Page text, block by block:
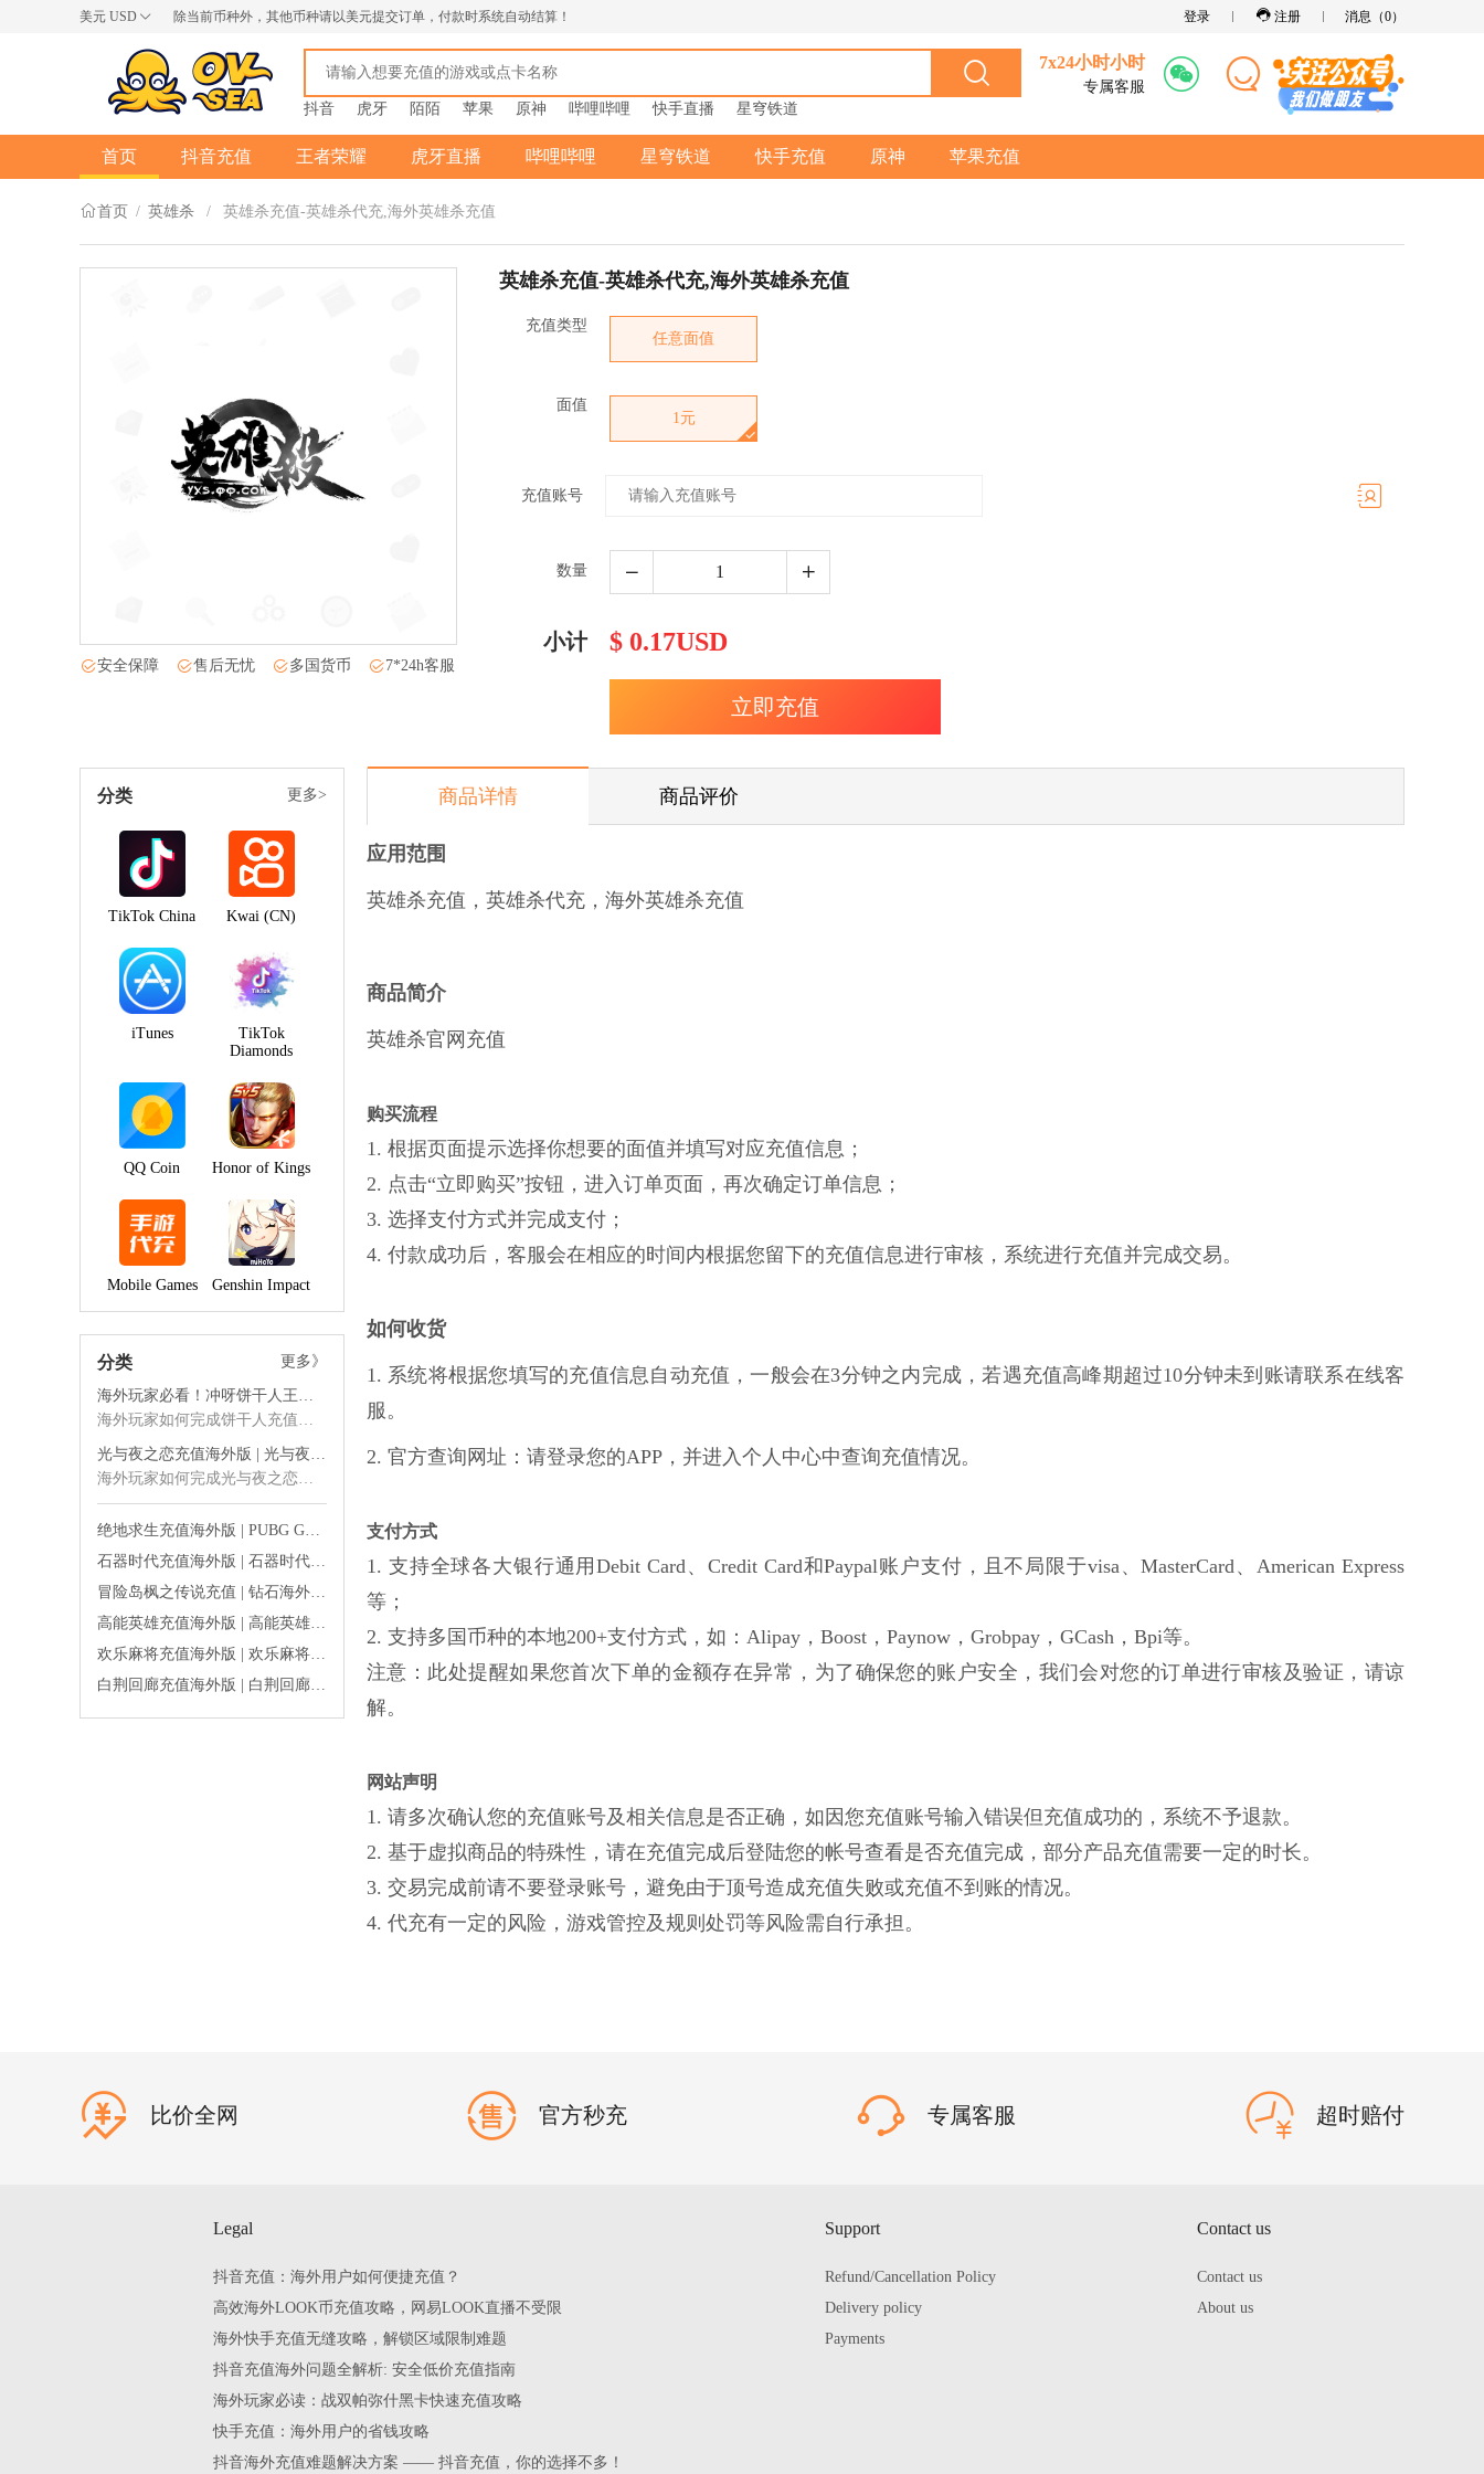
美元 USD
USD
AUD
NZD
除当前币种外，其他币种请以美元提交订单，付款时系统自动结算！ 登录 注册 消息（0）
抖音 虎牙 陌陌 苹果 原神 哔哩哔哩 快手直播 星穹铁道
7x24小时小时
专属客服
首页 抖音充值 王者荣耀 虎牙直播 哔哩哔哩 星穹铁道 快手充值 原神 苹果充值
首页 / 英雄杀 / 英雄杀充值-英雄杀代充,海外英雄杀充值
安全保障 售后无忧 多国货币 7*24h客服
英雄杀充值-英雄杀代充,海外英雄杀充值
充值类型
任意面值
面值
1元
充值账号
数量
小计 $ 0.17USD
分类 更多>
TikTok China Kwai (CN)
iTunes
TikTok
Diamonds
QQ Coin Honor of Kings
Mobile Games Genshin Impact
分类 更多》
海外玩家必看！冲呀饼干人王国钻石怎么充？安全秒到攻略
海外玩家如何完成饼干人充值？冲呀饼干人王国钻石海外充值稳定可靠，支持月卡礼包代充。解决锁区支付难题，便宜钻石秒到。
光与夜之恋充值海外版 | 光与夜之恋北极星海外充值秒到
海外玩家如何完成光与夜之恋充值？光与夜之恋北极星海外充值稳定可靠，支持月卡礼包代充。解决锁区支付难题，便宜北极星秒到。
绝地求生充值海外版 | PUBG G币海外充值账秒到
石器时代充值海外版 | 石器时代觉醒珍珠海外充值秒到
冒险岛枫之传说充值 | 钻石海外充值秒到账
高能英雄充值海外版 | 高能英雄点券海外充值秒到账
欢乐麻将充值海外版 | 欢乐麻将欢乐豆海外充值秒到
白荆回廊充值海外版 | 白荆回廊晶粒代充便宜秒到账
商品详情 商品评价
应用范围
英雄杀充值，英雄杀代充，海外英雄杀充值
商品简介
英雄杀官网充值
购买流程
1. 根据页面提示选择你想要的面值并填写对应充值信息；
2. 点击“立即购买”按钮，进入订单页面，再次确定订单信息；
3. 选择支付方式并完成支付；
4. 付款成功后，客服会在相应的时间内根据您留下的充值信息进行审核，系统进行充值并完成交易。
如何收货
1. 系统将根据您填写的充值信息自动充值，一般会在3分钟之内完成，若遇充值高峰期超过10分钟未到账请联系在线客
服。
2. 官方查询网址：请登录您的APP，并进入个人中心中查询充值情况。
支付方式
1. 支持全球各大银行通用Debit Card、Credit Card和Paypal账户支付，且不局限于visa、MasterCard、American Express
等；
2. 支持多国币种的本地200+支付方式，如：Alipay，Boost，Paynow，Grobpay，GCash，Bpi等。
注意：此处提醒如果您首次下单的金额存在异常，为了确保您的账户安全，我们会对您的订单进行审核及验证，请谅
解。
网站声明
1. 请多次确认您的充值账号及相关信息是否正确，如因您充值账号输入错误但充值成功的，系统不予退款。
2. 基于虚拟商品的特殊性，请在充值完成后登陆您的帐号查看是否充值完成，部分产品充值需要一定的时长。
3. 交易完成前请不要登录账号，避免由于顶号造成充值失败或充值不到账的情况。
4. 代充有一定的风险，游戏管控及规则处罚等风险需自行承担。
比价全网 官方秒充 专属客服 超时赔付
Legal
抖音充值：海外用户如何便捷充值？
高效海外LOOK币充值攻略，网易LOOK直播不受限
海外快手充值无缝攻略，解锁区域限制难题
抖音充值海外问题全解析: 安全低价充值指南
海外玩家必读：战双帕弥什黑卡快速充值攻略
快手充值：海外用户的省钱攻略
抖音海外充值难题解决方案 —— 抖音充值，你的选择不多！
Support
Refund/Cancellation Policy
Delivery policy
Payments
Contact us
Contact us
About us